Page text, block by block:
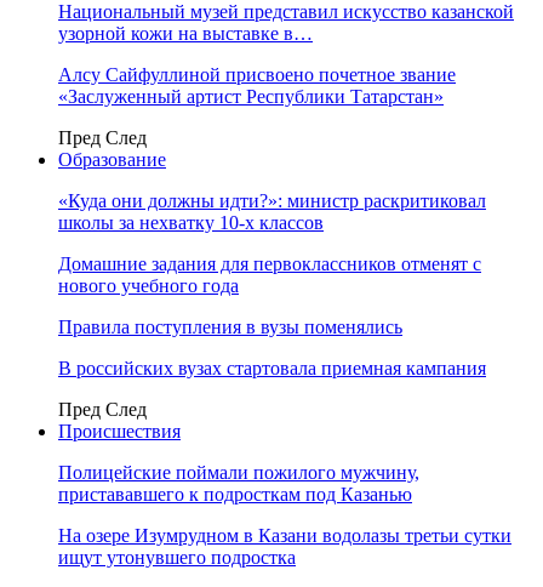
Национальный музей представил искусство казанской
узорной кожи на выставке в…
Алсу Сайфуллиной присвоено почетное звание
«Заслуженный артист Республики Татарстан»
Пред След
Образование
«Куда они должны идти?»: министр раскритиковал
школы за нехватку 10-х классов
Домашние задания для первоклассников отменят с
нового учебного года
Правила поступления в вузы поменялись
В российских вузах стартовала приемная кампания
Пред След
Происшествия
Полицейские поймали пожилого мужчину,
пристававшего к подросткам под Казанью
На озере Изумрудном в Казани водолазы третьи сутки
ищут утонувшего подростка